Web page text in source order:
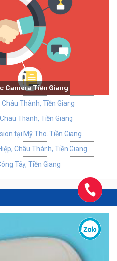
Camera Tiền Giang
Thành, Tiền Giang
Thành, Tiền Giang
tại Mỹ Tho, Tiền Giang
Châu Thành, Tiền Giang
Tây, Tiền Giang